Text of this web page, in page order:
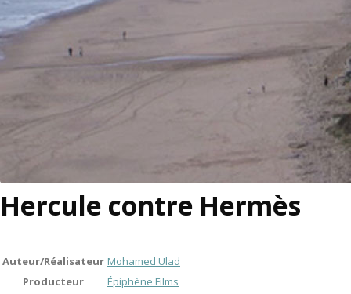
Hercule contre Hermès
Auteur/Réalisateur Mohamed Ulad
Producteur
Épiphène Films